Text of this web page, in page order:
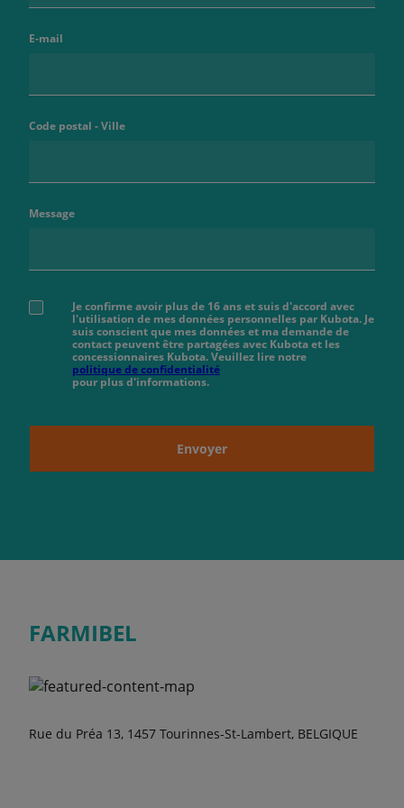
E-mail
Code postal - Ville
Message
Je confirme avoir plus de 16 ans et suis d'accord avec
l'utilisation de mes données personnelles par Kubota. Je
suis conscient que mes données et ma demande de
contact peuvent être partagées avec Kubota et les
concessionnaires Kubota. Veuillez lire notre
politique de confidentialité
pour plus d'informations.
Envoyer
FARMIBEL
Rue du Préa 13, 1457 Tourinnes-St-Lambert, BELGIQUE